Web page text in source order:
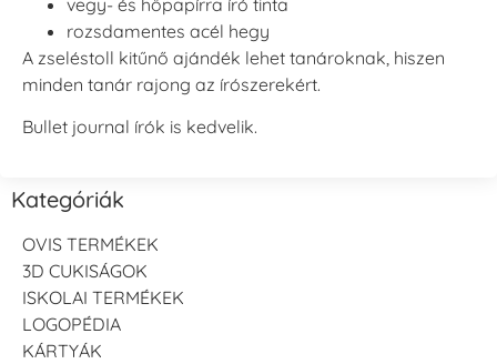
rozsdamentes acél hegy
A zseléstoll kitűnő ajándék lehet tanároknak, hiszen
minden tanár rajong az írószerekért.
Bullet journal írók is kedvelik.
Kategóriák
OVIS TERMÉKEK
3D CUKISÁGOK
ISKOLAI TERMÉKEK
LOGOPÉDIA
KÁRTYÁK